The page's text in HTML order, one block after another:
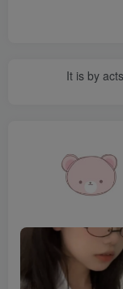
It is by